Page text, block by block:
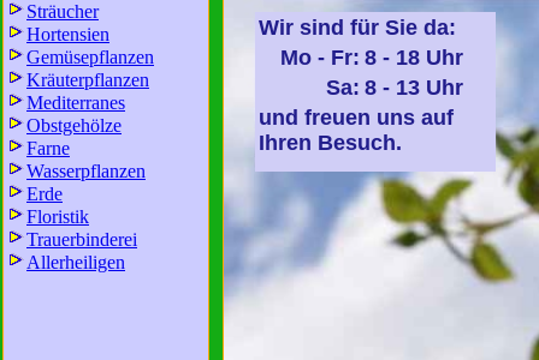
Sträucher
Hortensien
Gemüsepflanzen
Kräuterpflanzen
Mediterranes
Obstgehölze
Farne
Wasserpflanzen
Erde
Floristik
Trauerbinderei
Allerheiligen
Wir sind für Sie da:
Mo - Fr: 8 - 18 Uhr
Sa: 8 - 13 Uhr
und freuen uns auf
Ihren Besuch.